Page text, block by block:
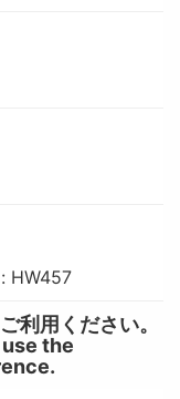
HW457
利用ください。
the